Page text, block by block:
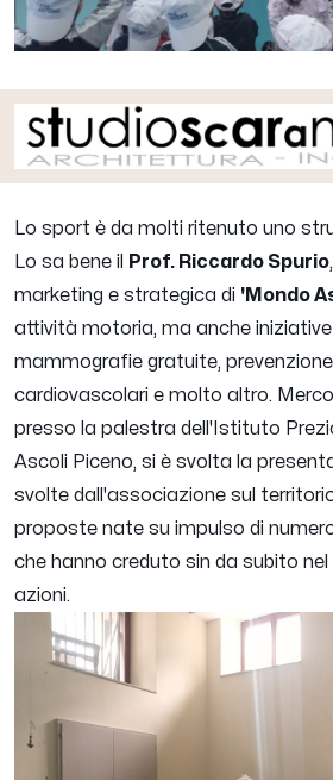
Lo sport è da molti ritenuto uno
Lo sa bene il
Prof. Riccardo Spurio
marketing e strategica di 'Mondo
attività motoria, ma anche iniziative
mammografie gratuite,
cardiovascolari e molto altro.
presso la palestra dell'Istituto
Ascoli Piceno, si è svolta la
svolte dall'associazione sul
proposte nate su impulso di
che hanno creduto sin da subito
azioni.